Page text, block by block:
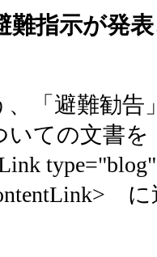
難指示が発
、「避難勧
いての文書を